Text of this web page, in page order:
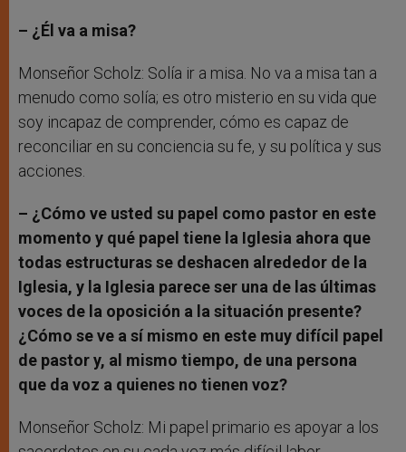
– ¿Él va a misa?
Monseñor Scholz: Solía ir a misa. No va a misa tan a
menudo como solía; es otro misterio en su vida que
soy incapaz de comprender, cómo es capaz de
reconciliar en su conciencia su fe, y su política y sus
acciones.
– ¿Cómo ve usted su papel como pastor en este
momento y qué papel tiene la Iglesia ahora que
todas estructuras se deshacen alrededor de la
Iglesia, y la Iglesia parece ser una de las últimas
voces de la oposición a la situación presente?
¿Cómo se ve a sí mismo en este muy difícil papel
de pastor y, al mismo tiempo, de una persona
que da voz a quienes no tienen voz?
Monseñor Scholz: Mi papel primario es apoyar a los